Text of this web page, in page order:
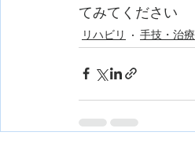
てみてください
リハビリ 手技・治療